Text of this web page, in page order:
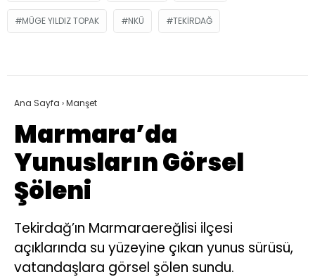
MÜGE YILDIZ TOPAK NKÜ TEKIRDAĞ
Ana Sayfa ›Manşet
Marmara’da
Yunusların Görsel
Şöleni
Tekirdağ’ın Marmaraereğlisi ilçesi
açıklarında su yüzeyine çıkan yunus sürüsü,
vatandaşlara görsel şölen sundu.